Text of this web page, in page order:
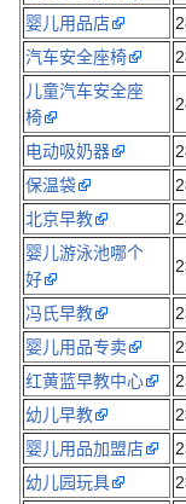
婴儿用品店
汽车安全座椅
儿童汽车安全座
椅
电动吸奶器
保温袋
北京早教
婴儿游泳池哪个
好
冯氏早教
婴儿用品专卖
红黄蓝早教中心
幼儿早教
婴儿用品加盟店
幼儿园玩具